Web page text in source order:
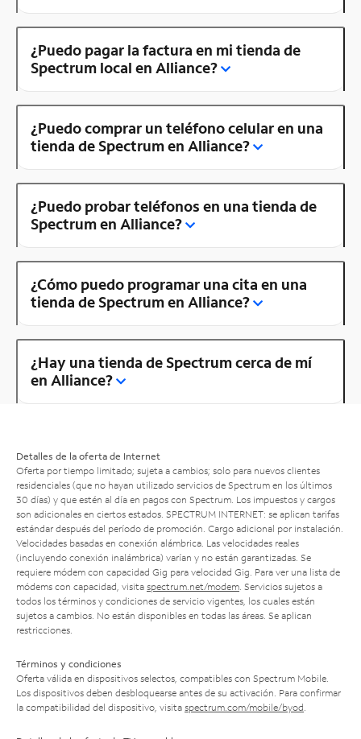
¿Puedo pagar la factura en mi tienda de
Spectrum local en Alliance?
¿Puedo comprar un teléfono celular en una
tienda de Spectrum en Alliance?
¿Puedo probar teléfonos en una tienda de
Spectrum en Alliance?
¿Cómo puedo programar una cita en una
tienda de Spectrum en Alliance?
¿Hay una tienda de Spectrum cerca de mí
en Alliance?
Detalles de la oferta de Internet
Oferta por tiempo limitado; sujeta a cambios; solo para nuevos clientes
residenciales (que no hayan utilizado servicios de Spectrum en los últimos
30 días) y que estén al día en pagos con Spectrum. Los impuestos y cargos
son adicionales en ciertos estados. SPECTRUM INTERNET: se aplican tarifas
estándar después del período de promoción. Cargo adicional por instalación.
Velocidades basadas en conexión alámbrica. Las velocidades reales
(incluyendo conexión inalámbrica) varían y no están garantizadas. Se
requiere módem con capacidad Gig para velocidad Gig. Para ver una lista de
módems con capacidad, visita spectrum.net/modem . Servicios sujetos a
todos los términos y condiciones de servicio vigentes, los cuales están
sujetos a cambios. No están disponibles en todas las áreas. Se aplican
restricciones.
Términos y condiciones
Oferta válida en dispositivos selectos, compatibles con Spectrum Mobile.
Los dispositivos deben desbloquearse antes de su activación. Para confirmar
la compatibilidad del dispositivo, visita spectrum.com/mobile/byod